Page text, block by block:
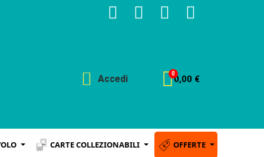
Accedi 0,00 €
CARTE COLLEZIONABILI OFFERTE